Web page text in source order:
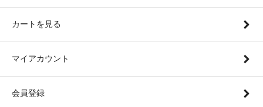
カートを見る
マイアカウント
会員登録